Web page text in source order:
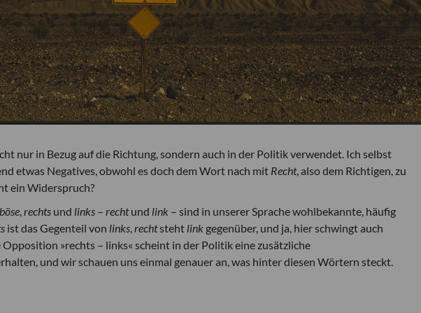
nur in Bezug auf die Richtung, sondern auch in der Politik verwendet. Ich selbst
etwas Negatives, obwohl es doch dem Wort nach mit Recht, also dem Richtigen, zu
ein Widerspruch?
böse,rechts und links – rechtund link – sind in unserer Sprache wohlbekannte, häufig
ist das Gegenteil von links,rechtsteht link gegenüber, und ja, hier schwingt auch
Opposition »rechts – links« scheint in der Politik eine zusätzliche
und wir schauen uns einmal genauer an, was hinter diesen Wörtern steckt.